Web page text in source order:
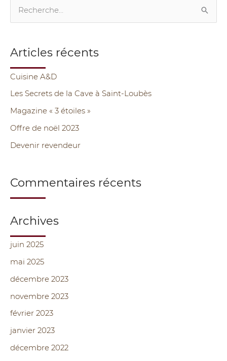
h
e
r
e
r
:
Articles récents
Cuisine A&D
Les Secrets de la Cave à Saint-Loubès
Magazine « 3 étoiles »
Offre de noël 2023
Devenir revendeur
Commentaires récents
Archives
juin 2025
mai 2025
décembre 2023
novembre 2023
février 2023
janvier 2023
décembre 2022